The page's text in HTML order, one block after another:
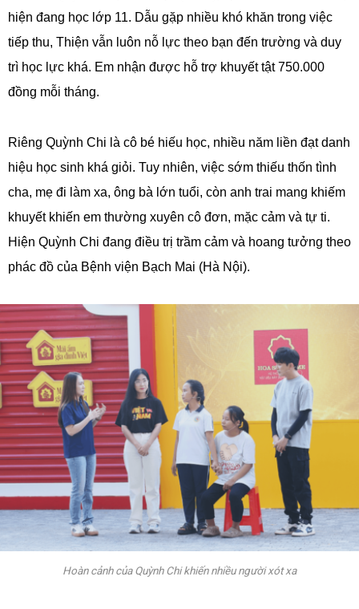
hiện đang học lớp 11. Dẫu gặp nhiều khó khăn trong việc
tiếp thu, Thiện vẫn luôn nỗ lực theo bạn đến trường và duy
trì học lực khá. Em nhận được hỗ trợ khuyết tật 750.000
đồng mỗi tháng.
Riêng Quỳnh Chi là cô bé hiếu học, nhiều năm liền đạt danh
hiệu học sinh khá giỏi. Tuy nhiên, việc sớm thiếu thốn tình
cha, mẹ đi làm xa, ông bà lớn tuổi, còn anh trai mang khiếm
khuyết khiến em thường xuyên cô đơn, mặc cảm và tự ti.
Hiện Quỳnh Chi đang điều trị trầm cảm và hoang tưởng theo
phác đồ của Bệnh viện Bạch Mai (Hà Nội).
Hoàn cảnh của Quỳnh Chi khiến nhiều người xót xa